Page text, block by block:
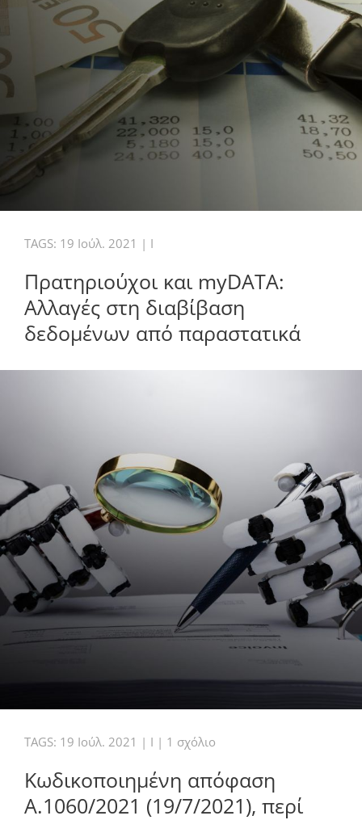
TAGS: 19 Ιούλ. 2021 | I
Πρατηριούχοι και myDATA:
Αλλαγές στη διαβίβαση
δεδομένων από παραστατικά
TAGS: 19 Ιούλ. 2021 | I | 1 σχόλιο
απόφαση
Α.1060/2021
(19/7/2021),
Κωδικοποιημένη απόφαση
Α.1060/2021 (19/7/2021), περί